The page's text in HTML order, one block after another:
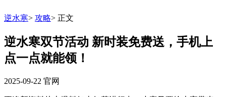
逆水寒> 攻略> 正文
逆水寒双节活动 新时装免费送，手机上
点一点就能领！
2025-09-22 官网